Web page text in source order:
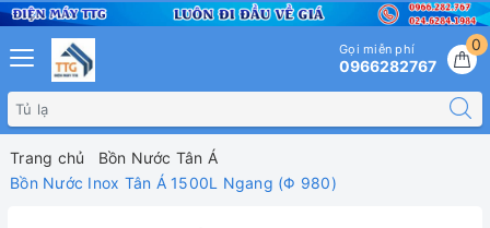
0
Gọi miễn phí
0966282767
Trang chủ
Bồn Nước Tân Á
Bồn Nước Inox Tân Á 1500L Ngang (Φ 980)